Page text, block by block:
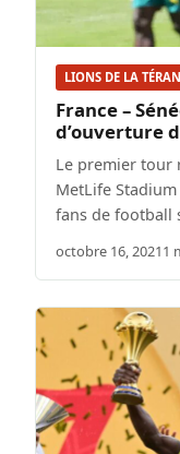
LIONS DE LA
France –
d’ouverture
Le premier tour
MetLife
fans de football
octobre 16, 20211